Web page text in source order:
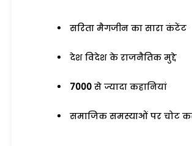
सरिता मैगजीन का सारा कंटेंट
देश विदेश के राजनैतिक मुद्दे
7000 से ज्यादा कहानियां
समाजिक समस्याओं पर चोट